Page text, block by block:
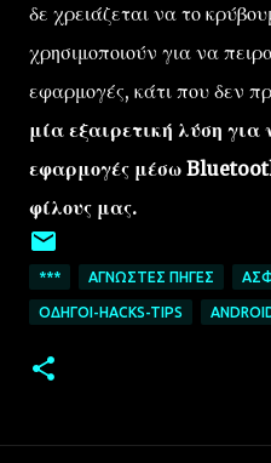
δε χρειάζεται να το
χρησιμοποιούν για να
εφαρμογές, κάτι που δεν
μία εξαιρετική λύση
εφαρμογές μέσω
φίλους μας.
*** ΆΓΝΩΣΤΕΣ ΠΗΓΈΣ
ΟΔΗΓΟΊ-HACKS-TIPS